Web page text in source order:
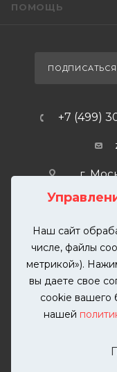
Наш сайт
числе, файлы
метрикой»).
вы даете свое
cookie вашего
нашей
ПОМОЩЬ
+7 (499)
г.
2026 ©
автомобилей. Вся
разрешения